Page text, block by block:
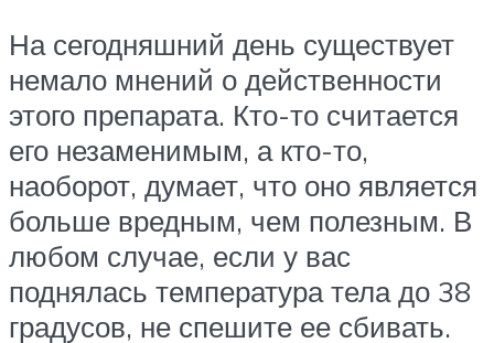
На сегодняшний день существует
немало мнений о действенности
этого препарата. Кто-то считается
его незаменимым, а кто-то,
наоборот, думает, что оно является
больше вредным, чем полезным. В
любом случае, если у вас
поднялась температура тела до 38
градусов, не спешите ее сбивать.